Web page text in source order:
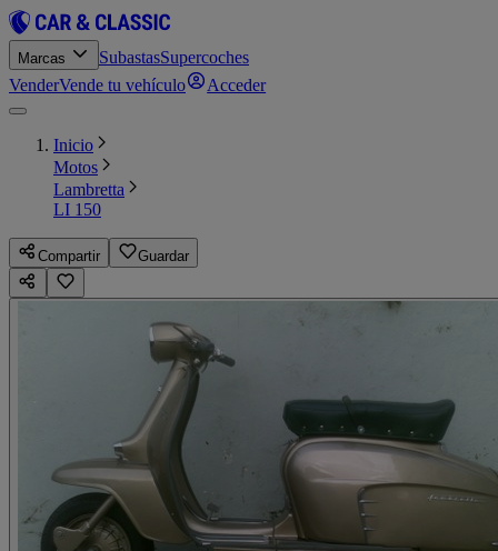
Marcas SubastasSupercoches
VenderVende tu vehículo Acceder
Inicio
Motos
Lambretta
LI 150
Compartir Guardar